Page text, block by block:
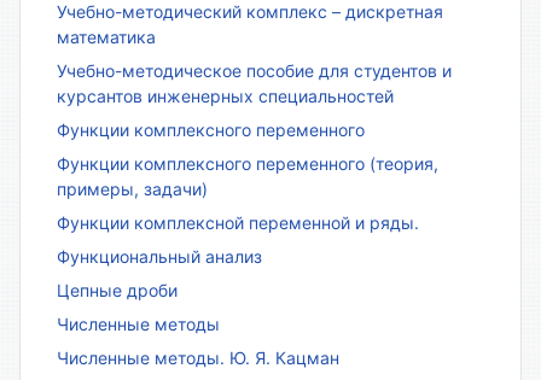
Учебно-методический комплекс – дискретная
математика
Учебно-методическое пособие для студентов и
курсантов инженерных специальностей
Функции комплексного переменного
Функции комплексного переменного (теория,
примеры, задачи)
Функции комплексной переменной и ряды.
Функциональный анализ
Цепные дроби
Численные методы
Численные методы. Ю. Я. Кацман